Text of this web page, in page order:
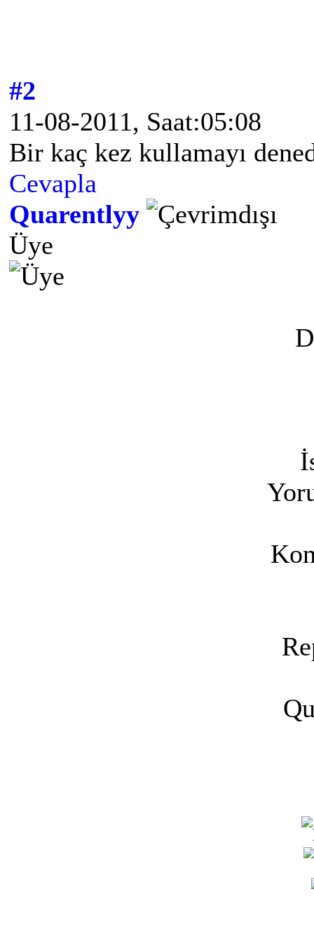
#2
11-08-2011, Saat:05:08
Bir kaç kez kullamayı
Cevapla
Quarentlyy
Üye